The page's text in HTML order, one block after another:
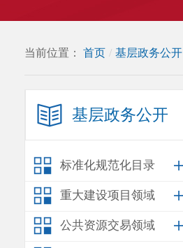
当前位置： 首页 / 基层政务公开
基层政务公开
标准化规范化目录
重大建设项目领域
公共资源交易领域